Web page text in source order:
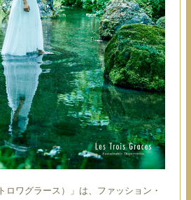
ロワグラース）」は、ファッション・